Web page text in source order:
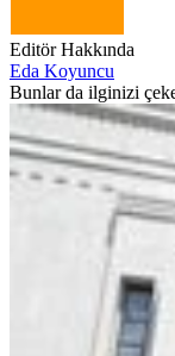
Editör Hakkında
Eda Koyuncu
Bunlar da ilginizi